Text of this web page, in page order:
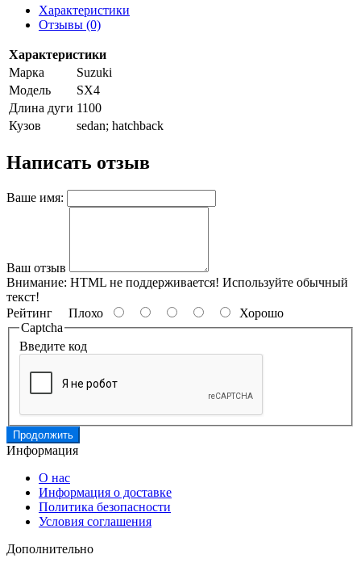
Характеристики
Отзывы (0)
Характеристики
Марка
Suzuki
Модель
SX4
Длина дуги 1100
Кузов
sedan; hatchback
Написать отзыв
Ваше имя:
Ваш отзыв
Внимание: HTML не поддерживается! Используйте обычный
текст!
Рейтинг Плохо
Хорошо
Captcha
Введите код
Продолжить
Информация
О нас
Информация о доставке
Политика безопасности
Условия соглашения
Дополнительно